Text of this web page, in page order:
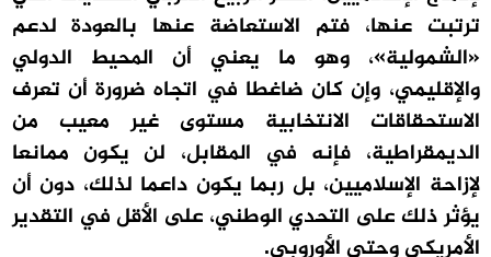
ترتبت عنها، فتم الاستعاضة عنها بالعودة لدعم
«الشمولية»، وهو ما يعني أن المحيط الدولي
والإقليمي، وإن كان ضاغطا في اتجاه ضرورة أن تعرف
الاستحقاقات الانتخابية مستوى غير معيب من
الديمقراطية، فإنه في المقابل، لن يكون ممانعا
لإزاحة الإسلاميين، بل ربما يكون داعما لذلك، دون أن
يؤثر ذلك على التحدي الوطني، على الأقل في التقدير
الأمريكي وحتى الأوروبي.